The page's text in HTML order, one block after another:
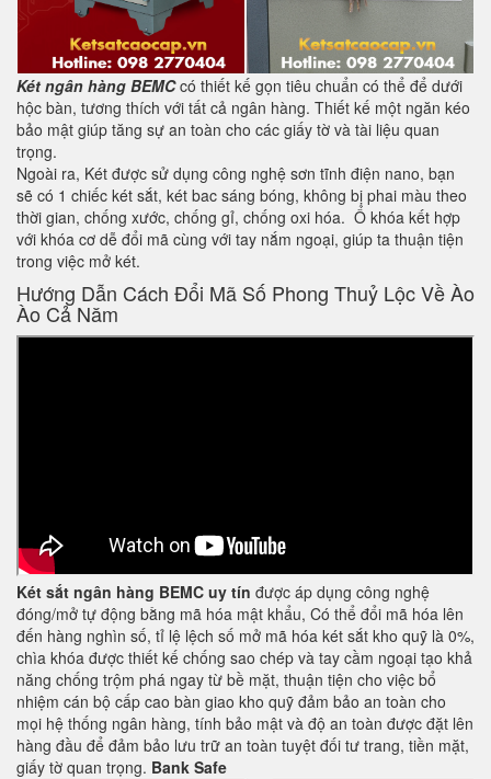
Két ngân hàng BEMCcó thiết kế gọn tiêu chuẩn có thể để dưới
hộc bàn, tương thích với tất cả ngân hàng. Thiết kế một ngăn kéo
bảo mật giúp tăng sự an toàn cho các giấy tờ và tài liệu quan
trọng.
Ngoài ra, Két được sử dụng công nghệ sơn tĩnh điện nano, bạn
sẽ có 1 chiếc két sắt, két bac sáng bóng, không bị phai màu theo
thời gian, chống xước, chống gỉ, chống oxi hóa. Ổ khóa kết hợp
với khóa cơ dễ đổi mã cùng với tay nắm ngoại, giúp ta thuận tiện
trong việc mở két.
Hướng Dẫn Cách Đổi Mã Số Phong Thuỷ Lộc Về Ào
Ào Cả Năm
Két sắt ngân hàng BEMC uy tín được áp dụng công nghệ
đóng/mở tự động bằng mã hóa mật khẩu, Có thể đổi mã hóa lên
đến hàng nghìn số, tỉ lệ lệch số mở mã hóa két sắt kho quỹ là 0%,
chìa khóa được thiết kế chống sao chép và tay cầm ngoại tạo khả
năng chống trộm phá ngay từ bề mặt, thuận tiện cho việc bổ
nhiệm cán bộ cấp cao bàn giao kho quỹ đảm bảo an toàn cho
mọi hệ thống ngân hàng, tính bảo mật và độ an toàn được đặt lên
hàng đầu để đảm bảo lưu trữ an toàn tuyệt đối tư trang, tiền mặt,
giấy tờ quan trọng. Bank Safe